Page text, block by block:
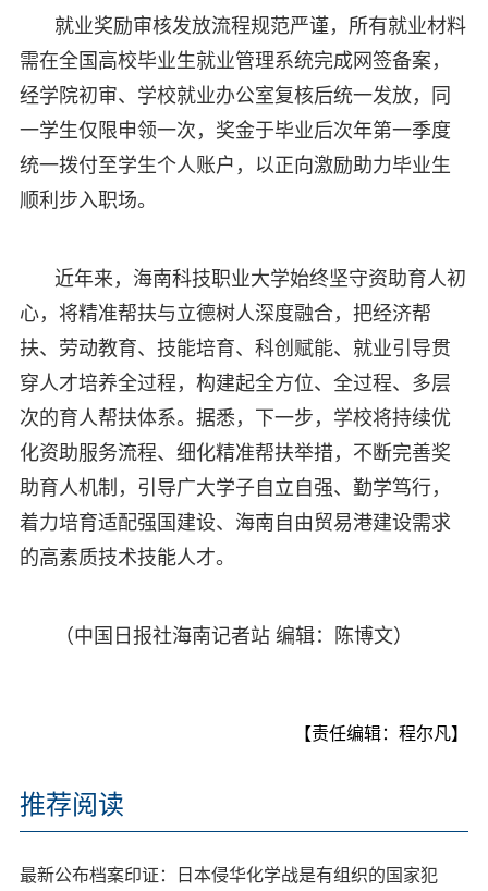
就业奖励审核发放流程规范严谨，所有就业材料
需在全国高校毕业生就业管理系统完成网签备案，
经学院初审、学校就业办公室复核后统一发放，同
一学生仅限申领一次，奖金于毕业后次年第一季度
统一拨付至学生个人账户，以正向激励助力毕业生
顺利步入职场。
近年来，海南科技职业大学始终坚守资助育人初
心，将精准帮扶与立德树人深度融合，把经济帮
扶、劳动教育、技能培育、科创赋能、就业引导贯
穿人才培养全过程，构建起全方位、全过程、多层
次的育人帮扶体系。据悉，下一步，学校将持续优
化资助服务流程、细化精准帮扶举措，不断完善奖
助育人机制，引导广大学子自立自强、勤学笃行，
着力培育适配强国建设、海南自由贸易港建设需求
的高素质技术技能人才。
（中国日报社海南记者站 编辑：陈博文）
【责任编辑：程尔凡】
推荐阅读
最新公布档案印证：日本侵华化学战是有组织的国家犯